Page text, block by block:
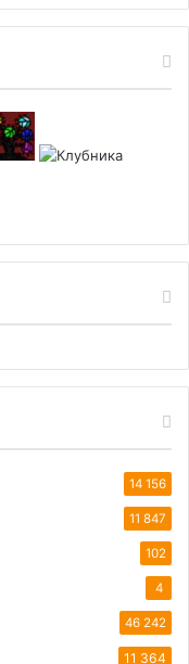
14 156
11 847
102
4
46 242
11 364